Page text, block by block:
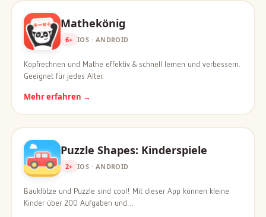
Mathekönig
6+ IOS · ANDROID
Kopfrechnen und Mathe effektiv & schnell lernen und verbessern.
Geeignet für jedes Alter.
Mehr erfahren →
Puzzle Shapes: Kinderspiele
2+ IOS · ANDROID
Bauklötze und Puzzle sind cool! Mit dieser App können kleine
Kinder über 200 Aufgaben und…